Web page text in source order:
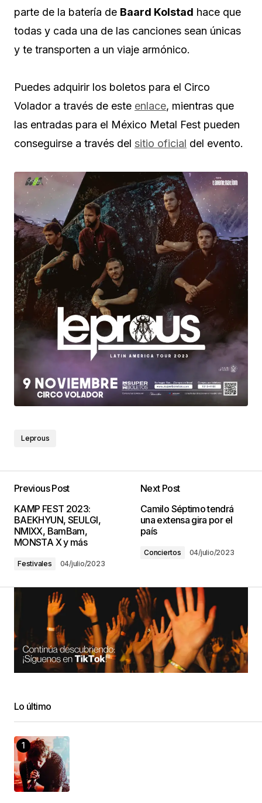
parte de la batería de Baard Kolstad hace que
todas y cada una de las canciones sean únicas
y te transporten a un viaje armónico.
Puedes adquirir los boletos para el Circo
Volador a través de este enlace, mientras que
las entradas para el México Metal Fest pueden
conseguirse a través del sitio oficial del evento.
Leprous
Previous Post
KAMP FEST 2023:
BAEKHYUN, SEULGI,
NMIXX, BamBam,
MONSTA X y más
Festivales 04/julio/2023
Next Post
Camilo Séptimo tendrá
una extensa gira por el
país
Conciertos 04/julio/2023
Lo último